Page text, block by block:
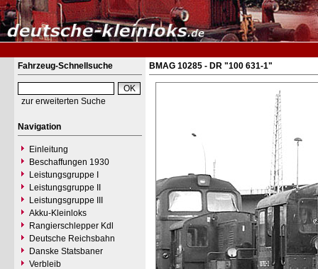
Fahrzeug-Schnellsuche
zur erweiterten Suche
Navigation
Einleitung
Beschaffungen 1930
Leistungsgruppe I
Leistungsgruppe II
Leistungsgruppe III
Akku-Kleinloks
Rangierschlepper Kdl
Deutsche Reichsbahn
Danske Statsbaner
Verbleib
BMAG 10285 - DR "100 631-1"